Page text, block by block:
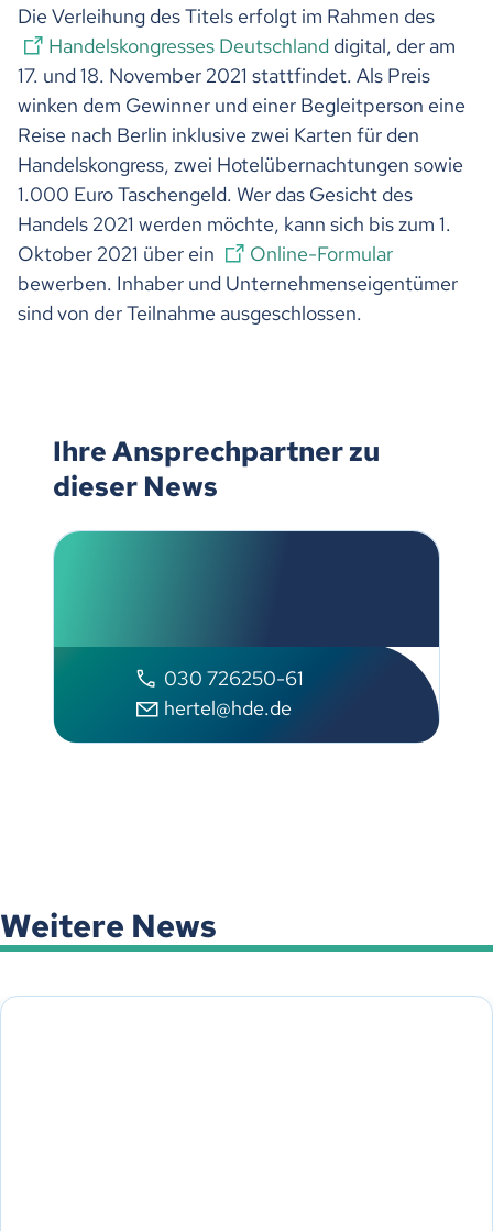
Die Verleihung des Titels erfolgt im Rahmen des
Handelskongresses Deutschland digital, der am
17. und 18. November 2021 stattfindet. Als Preis
winken dem Gewinner und einer Begleitperson eine
Reise nach Berlin inklusive zwei Karten für den
Handelskongress, zwei Hotelübernachtungen sowie
1.000 Euro Taschengeld. Wer das Gesicht des
Handels 2021 werden möchte, kann sich bis zum 1.
Oktober 2021 über ein
Online-Formular
bewerben. Inhaber und Unternehmenseigentümer
sind von der Teilnahme ausgeschlossen.
Ihre Ansprechpartner zu
dieser News
030 726250-61
hertel@hde.de
Weitere News